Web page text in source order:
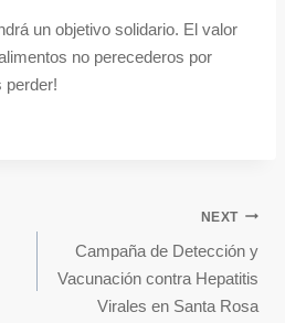
un objetivo solidario. El valor
no perecederos por
perder!
NEXT
Campaña de Detección y
Vacunación contra Hepatitis
Virales en Santa Rosa